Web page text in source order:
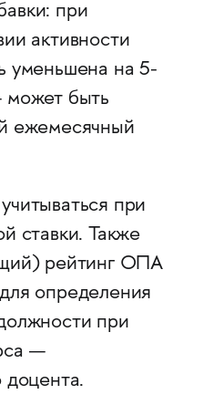
при
активности
уменьшена на 5-
может быть
ежемесячный
при
ставки. Также
рейтинг ОПА
определения
при
—
доцента.